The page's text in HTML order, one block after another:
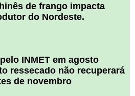
de frango impacta
do Nordeste.
INMET em agosto
ressecado não recuperará
de novembro